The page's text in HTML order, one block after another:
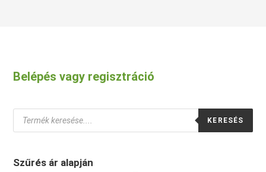
Belépés vagy regisztráció
Products
search
KERESÉS
Szűrés ár alapján